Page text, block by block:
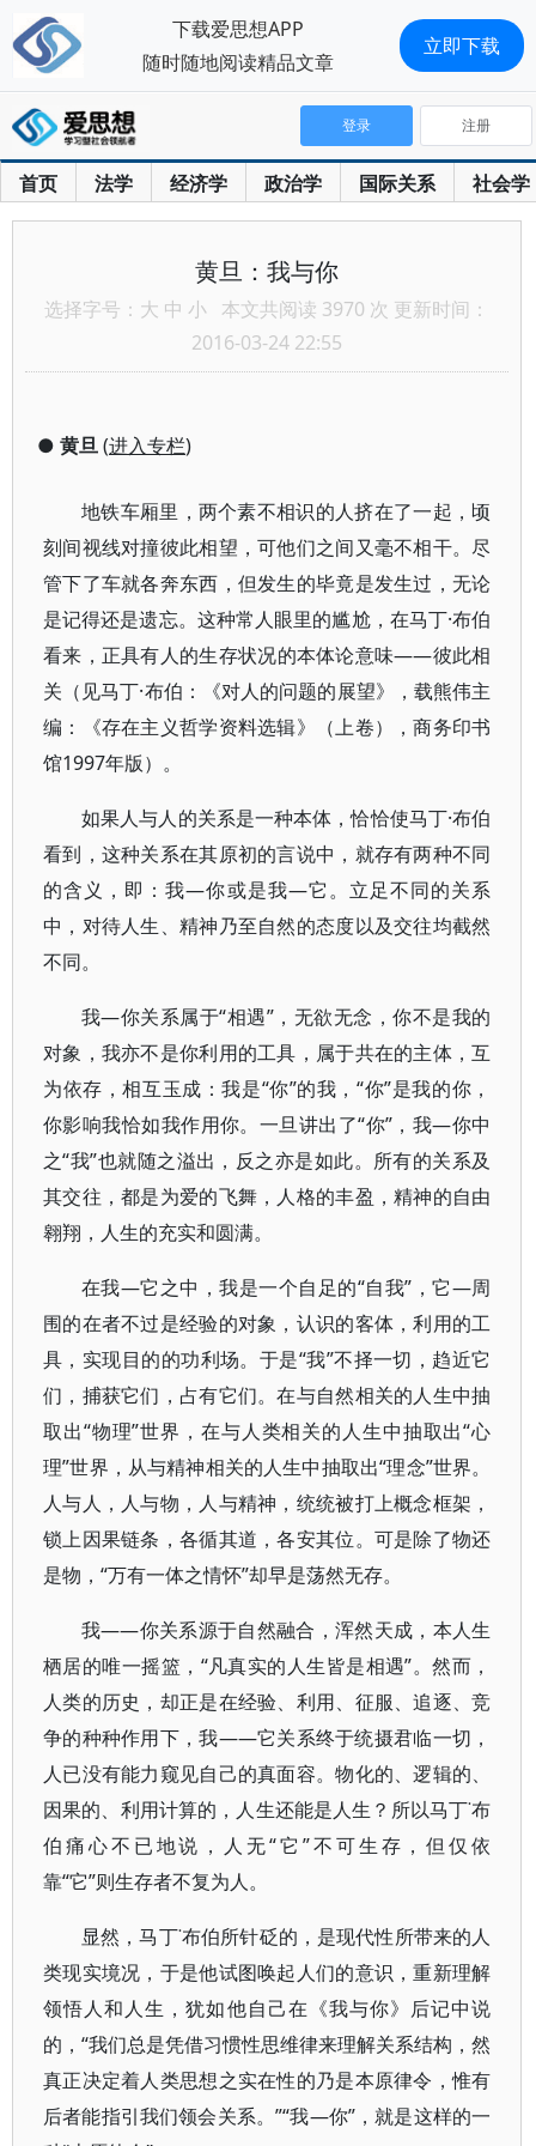
首页 法学 经济学 政治学 国际关系 社会学
登录 注册
黄旦：我与你
选择字号： 大 中 小 本文共阅读 3970 次 更新时间：
2016-03-24 22:55
● 黄旦(进入专栏)
地铁车厢里，两个素不相识的人挤在了一起，顷
刻间视线对撞彼此相望，可他们之间又毫不相干。尽
管下了车就各奔东西，但发生的毕竟是发生过，无论
是记得还是遗忘。这种常人眼里的尴尬，在马丁·布伯
看来，正具有人的生存状况的本体论意味——彼此相
关（见马丁·布伯：《对人的问题的展望》，载熊伟主
编：《存在主义哲学资料选辑》（上卷），商务印书
馆1997年版）。
如果人与人的关系是一种本体，恰恰使马丁·布伯
看到，这种关系在其原初的言说中，就存有两种不同
的含义，即：我—你或是我—它。立足不同的关系
中，对待人生、精神乃至自然的态度以及交往均截然
不同。
我—你关系属于“相遇”，无欲无念，你不是我的
对象，我亦不是你利用的工具，属于共在的主体，互
为依存，相互玉成：我是“你”的我，“你”是我的你，
你影响我恰如我作用你。一旦讲出了“你”，我—你中
之“我”也就随之溢出，反之亦是如此。所有的关系及
其交往，都是为爱的飞舞，人格的丰盈，精神的自由
翱翔，人生的充实和圆满。
在我—它之中，我是一个自足的“自我”，它—周
围的在者不过是经验的对象，认识的客体，利用的工
具，实现目的的功利场。于是“我”不择一切，趋近它
们，捕获它们，占有它们。在与自然相关的人生中抽
取出“物理”世界，在与人类相关的人生中抽取出“心
理”世界，从与精神相关的人生中抽取出“理念”世界。
人与人，人与物，人与精神，统统被打上概念框架，
锁上因果链条，各循其道，各安其位。可是除了物还
是物，“万有一体之情怀”却早是荡然无存。
我——你关系源于自然融合，浑然天成，本人生
栖居的唯一摇篮，“凡真实的人生皆是相遇”。然而，
人类的历史，却正是在经验、利用、征服、追逐、竞
争的种种作用下，我——它关系终于统摄君临一切，
人已没有能力窥见自己的真面容。物化的、逻辑的、
因果的、利用计算的，人生还能是人生？所以马丁˙布
伯痛心不已地说，人无“它”不可生存，但仅依
靠“它”则生存者不复为人。
显然，马丁˙布伯所针砭的，是现代性所带来的人
类现实境况，于是他试图唤起人们的意识，重新理解
领悟人和人生，犹如他自己在《我与你》后记中说
的，“我们总是凭借习惯性思维律来理解关系结构，然
真正决定着人类思想之实在性的乃是本原律令，惟有
后者能指引我们领会关系。”“我—你”，就是这样的一
下载爱思想APP
随时随地阅读精品文章
立即下载